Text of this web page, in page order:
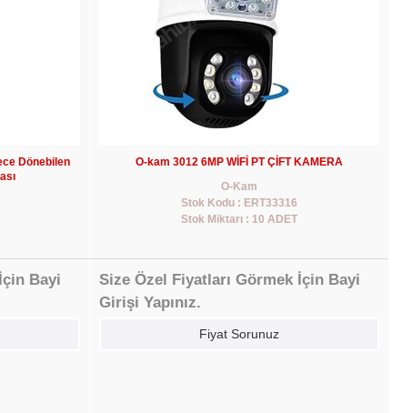
Dönebilen
Bayi
O-kam 3012 6MP WİFİ PT ÇİFT KAMERA
O-Kam
Stok Kodu : ERT33316
Stok Miktarı : 10 ADET
Size Özel Fiyatları Görmek İçin Bayi
Girişi Yapınız.
Fiyat Sorunuz